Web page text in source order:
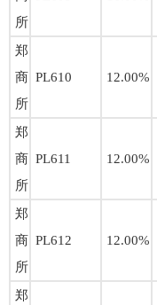
所
郑
商
所
PL610 12.00%
郑
商
所
PL611 12.00%
郑
商
所
PL612 12.00%
郑